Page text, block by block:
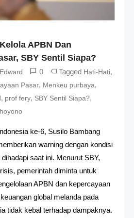
APBN Dan
SBY Sentil Siapa?
Edward 0 Tagged Hati-Hati,
Pasar, Menkeu purbaya,
, prof fery, SBY Sentil Siapa?,
ke-6, Susilo Bambang
warning dengan kondisi
saat ini. Menurut SBY,
pemerintah diminta untuk
APBN dan kepercayaan
global melanda pada
tidak kebal terhadap dampaknya.